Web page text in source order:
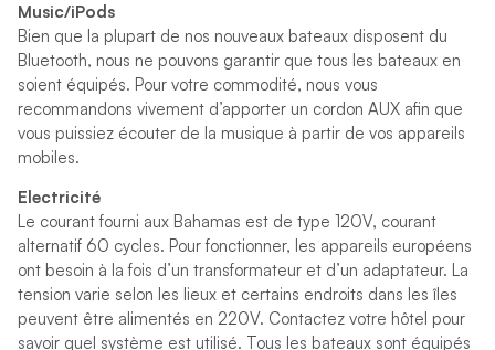
Music/iPods
Bien que la plupart de nos nouveaux bateaux disposent du
Bluetooth, nous ne pouvons garantir que tous les bateaux en
soient équipés. Pour votre commodité, nous vous
recommandons vivement d’apporter un cordon AUX afin que
vous puissiez écouter de la musique à partir de vos appareils
mobiles.
Electricité
Le courant fourni aux Bahamas est de type 120V, courant
alternatif 60 cycles. Pour fonctionner, les appareils européens
ont besoin à la fois d’un transformateur et d’un adaptateur. La
tension varie selon les lieux et certains endroits dans les îles
peuvent être alimentés en 220V. Contactez votre hôtel pour
savoir quel système est utilisé. Tous les bateaux sont équipés